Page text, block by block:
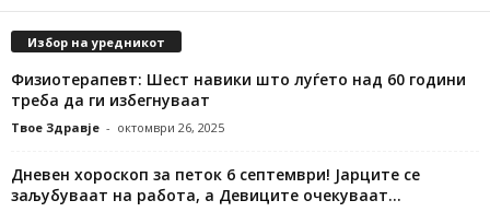
Избор на уредникот
Физиотерапевт: Шест навики што луѓето над 60 години
треба да ги избегнуваат
Твое Здравје - октомври 26, 2025
Дневен хороскоп за петок 6 септември! Јарците се
заљубуваат на работа, а Девиците очекуваат...